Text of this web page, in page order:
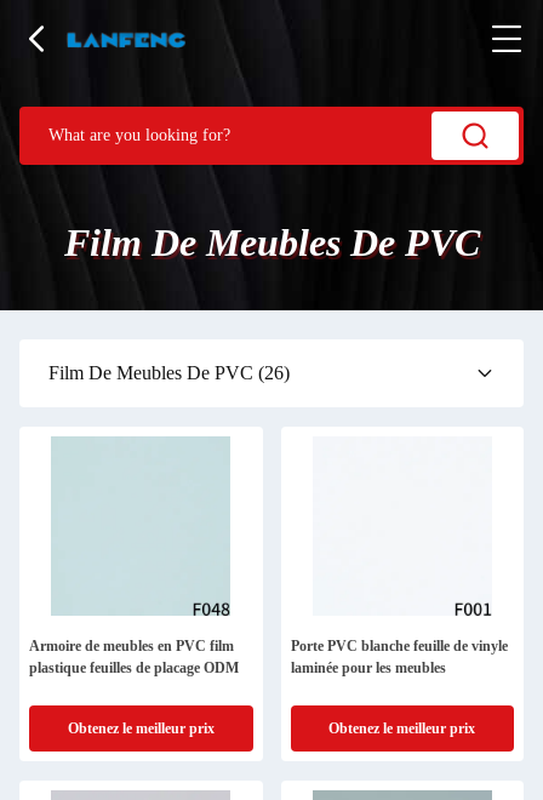
Film De Meubles De PVC
Film De Meubles De PVC (26)
Armoire de meubles en PVC film
plastique feuilles de placage ODM
Obtenez le meilleur prix
Porte PVC blanche feuille de vinyle
laminée pour les meubles
Obtenez le meilleur prix